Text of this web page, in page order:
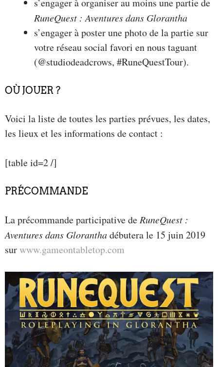
RuneQuest : Aventures dans Glorantha
s’engager à poster une photo de la partie sur
votre réseau social favori en nous taguant
(@studiodeadcrows, #RuneQuestTour).
OÙ JOUER ?
Voici la liste de toutes les parties prévues, les dates,
les lieux et les informations de contact :
[table id=2 /]
PRÉCOMMANDE
La précommande participative de RuneQuest :
Aventures dans Gloranthadébutera le 15 juin 2019
surwww.gameontabletop.com